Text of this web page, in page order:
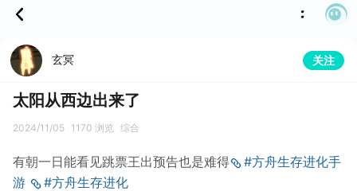
玄冥 关注
太阳从西边出来了
2024/11/05 1170 浏览 综合
有朝一日能看见跳票王出预告也是难得
#方舟生存进化手
游
#方舟生存进化